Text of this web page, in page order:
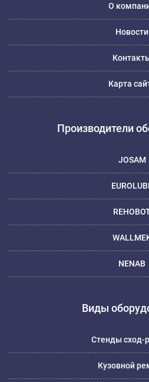
О
Новости
Карта
Производители
JOSAM
NENAB
Виды
Стенды сход-
Кузовной